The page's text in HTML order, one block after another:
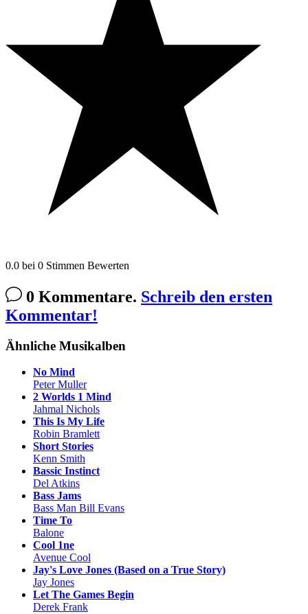
0.0 bei 0 Stimmen Bewerten
0 Kommentare. Schreib den ersten
Kommentar!
Ähnliche Musikalben
No Mind
Peter Muller
2 Worlds 1 Mind
Jahmal Nichols
This Is My Life
Robin Bramlett
Short Stories
Kenn Smith
Bassic Instinct
Del Atkins
Bass Jams
Bass Man Bill Evans
Time To
Balone
Cool 1ne
Avenue Cool
Jay's Love Jones (Based on a True Story)
Jay Jones
Let The Games Begin
Derek Frank